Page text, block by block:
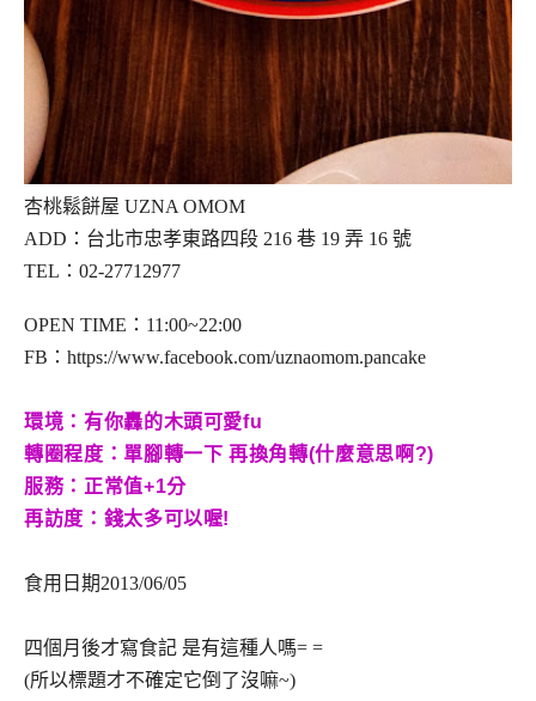
杏桃鬆餅屋 UZNA OMOM
ADD：台北市忠孝東路四段 216 巷 19 弄 16 號
TEL：02-27712977
OPEN TIME：11:00~22:00
FB：https://www.facebook.com/uznaomom.pancake
環境：有你轟的木頭可愛fu
轉圈程度：單腳轉一下 再換角轉(什麼意思啊?)
服務：正常值+1分
再訪度：錢太多可以喔!
食用日期2013/06/05
四個月後才寫食記 是有這種人嗎= =
(所以標題才不確定它倒了沒嘛~)